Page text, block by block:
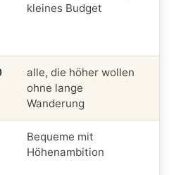
kleines Budget
alle, die höher wollen
ohne lange
Wanderung
Bequeme mit
Höhenambition